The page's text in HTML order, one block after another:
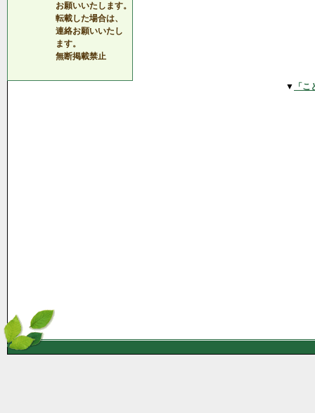
お願いいたします。
転載した場合は、
連絡お願いいたし
ます。
無断掲載禁止
▼ 「